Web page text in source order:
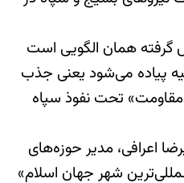
گرفته همان الگویی است
پیاده می‌شود یعنی جذب
تحت نفوذ سپاه
اعرافی، مدیر حوزه‌های
شهر جهان اسلام»